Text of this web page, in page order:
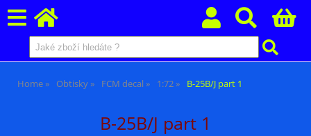
Home Obtisky FCM decal 1:72 B-25B/J part 1
B-25B/J part 1